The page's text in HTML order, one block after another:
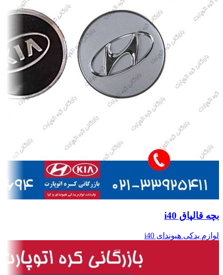
بچه قالپاق i40
لوازم یدکی هیوندای i40